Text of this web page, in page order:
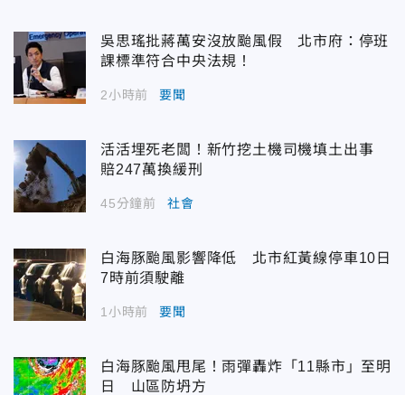
吳思瑤批蔣萬安沒放颱風假 北市府：停班
課標準符合中央法規！
2小時前 要聞
活活埋死老闆！新竹挖土機司機填土出事
賠247萬換緩刑
45分鐘前 社會
白海豚颱風影響降低 北市紅黃線停車10日
7時前須駛離
1小時前 要聞
白海豚颱風甩尾！雨彈轟炸「11縣市」至明
日 山區防坍方